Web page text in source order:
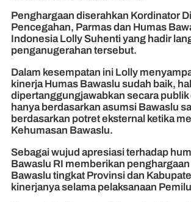
Penghargaan diserahkan Kordinator
Pencegahan, Parmas dan Humas
Indonesia Lolly Suhenti yang hadir
penganugerahan tersebut.
Dalam kesempatan ini Lolly
kinerja Humas Bawaslu sudah baik,
dipertanggungjawabkan secara publik
hanya berdasarkan asumsi Bawaslu
berdasarkan potret eksternal ketika
Kehumasan Bawaslu.
Sebagai wujud apresiasi terhadap
Bawaslu RI memberikan
Bawaslu tingkat Provinsi dan
kinerjanya selama pelaksanaan